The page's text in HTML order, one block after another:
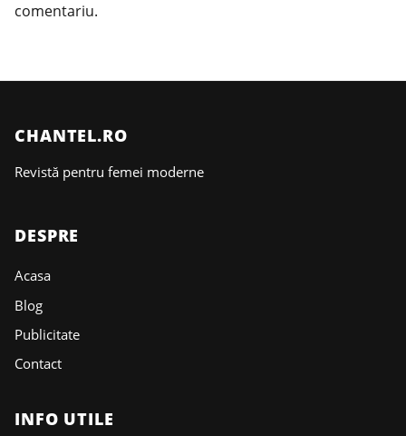
comentariu.
CHANTEL.RO
Revistă pentru femei moderne
DESPRE
Acasa
Blog
Publicitate
Contact
INFO UTILE